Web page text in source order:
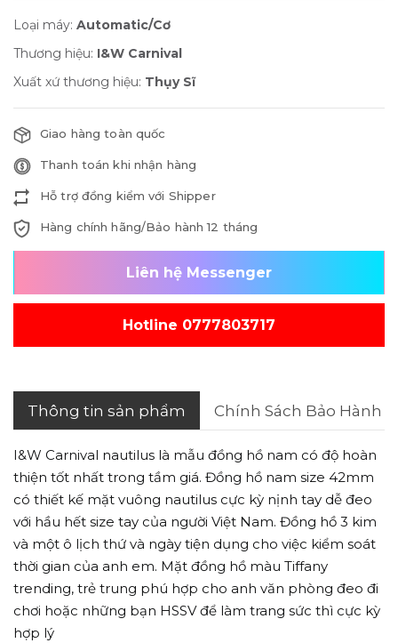
Loại máy: Automatic/Cơ
Thương hiệu: I&W Carnival
Xuất xứ thương hiệu: Thụy Sĩ
Giao hàng toàn quốc
Thanh toán khi nhận hàng
Hỗ trợ đồng kiểm với Shipper
Hàng chính hãng/Bảo hành 12 tháng
Liên hệ Messenger
Hotline 0777803717
Thông tin sản phẩm Chính Sách Bảo Hành
I&W Carnival nautilus là mẫu đồng hồ nam có độ hoàn
thiện tốt nhất trong tầm giá. Đồng hồ nam size 42mm
có thiết kế mặt vuông nautilus cực kỳ nịnh tay dễ đeo
với hầu hết size tay của người Việt Nam. Đồng hồ 3 kim
và một ô lịch thứ và ngày tiện dụng cho việc kiểm soát
thời gian của anh em. Mặt đồng hồ màu Tiffany
trending, trẻ trung phú hợp cho anh văn phòng đeo đi
chơi hoặc những bạn HSSV để làm trang sức thì cực kỳ
hợp lý